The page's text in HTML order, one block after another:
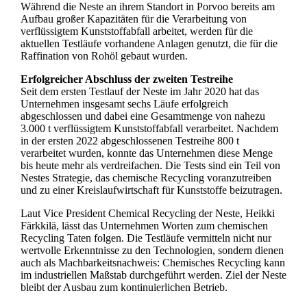
Während die Neste an ihrem Standort in Porvoo bereits am
Aufbau großer Kapazitäten für die Verarbeitung von
verflüssigtem Kunststoffabfall arbeitet, werden für die
aktuellen Testläufe vorhandene Anlagen genutzt, die für die
Raffination von Rohöl gebaut wurden.
Erfolgreicher Abschluss der zweiten Testreihe
Seit dem ersten Testlauf der Neste im Jahr 2020 hat das
Unternehmen insgesamt sechs Läufe erfolgreich
abgeschlossen und dabei eine Gesamtmenge von nahezu
3.000 t verflüssigtem Kunststoffabfall verarbeitet. Nachdem
in der ersten 2022 abgeschlossenen Testreihe 800 t
verarbeitet wurden, konnte das Unternehmen diese Menge
bis heute mehr als verdreifachen. Die Tests sind ein Teil von
Nestes Strategie, das chemische Recycling voranzutreiben
und zu einer Kreislaufwirtschaft für Kunststoffe beizutragen.
Laut Vice President Chemical Recycling der Neste, Heikki
Färkkilä, lässt das Unternehmen Worten zum chemischen
Recycling Taten folgen. Die Testläufe vermitteln nicht nur
wertvolle Erkenntnisse zu den Technologien, sondern dienen
auch als Machbarkeitsnachweis: Chemisches Recycling kann
im industriellen Maßstab durchgeführt werden. Ziel der Neste
bleibt der Ausbau zum kontinuierlichen Betrieb.